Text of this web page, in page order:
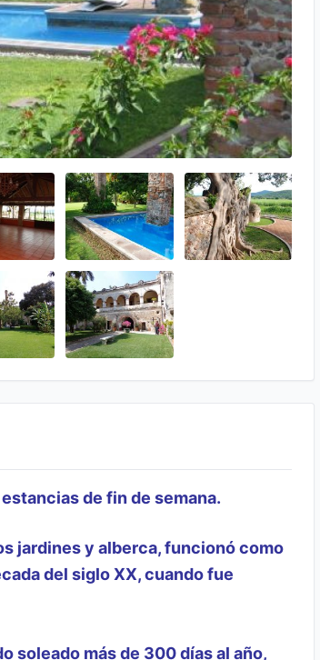
de fin de semana.
jardines y alberca, funcionó como
del siglo XX, cuando fue
soleado más de 300 días al año,